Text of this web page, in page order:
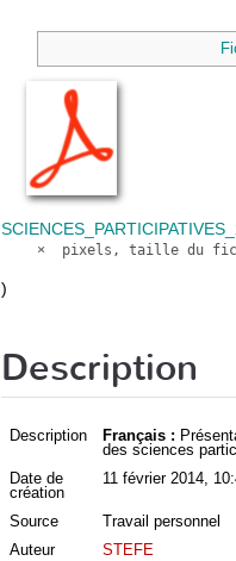
)
Description
Description Français :
des sciences
Date de
création
11 février 2014,
Source
Travail personnel
Auteur
STEFE